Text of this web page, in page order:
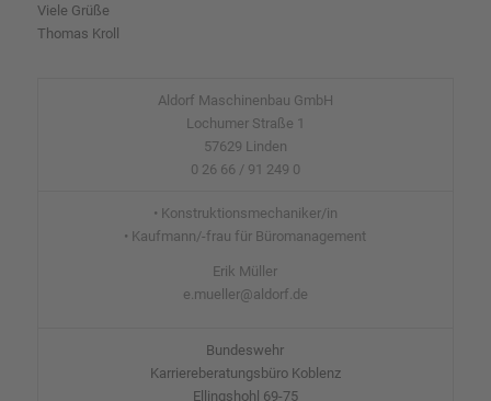
Viele Grüße
Thomas Kroll
Aldorf Maschinenbau GmbH
Lochumer Straße 1
57629 Linden
0 26 66 / 91 249 0
• Konstruktionsmechaniker/in
• Kaufmann/-frau für Büromanagement
Erik Müller
e.mueller@aldorf.de
Bundeswehr
Karriereberatungsbüro Koblenz
Ellingshohl 69-75